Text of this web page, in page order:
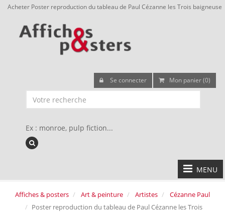
Acheter Poster reproduction du tableau de Paul Cézanne les Trois baigneuse
Se connecter Mon panier (0)
Ex : monroe, pulp fiction...
MENU
Affiches & posters Art & peinture Artistes
Cézanne Paul
Poster reproduction du tableau de Paul Cézanne les Trois